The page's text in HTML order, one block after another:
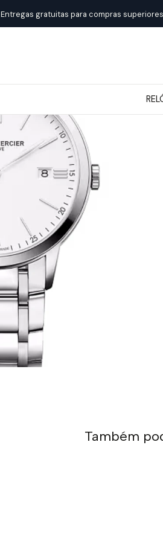
Entregas gratuitas para comprasInício
Também